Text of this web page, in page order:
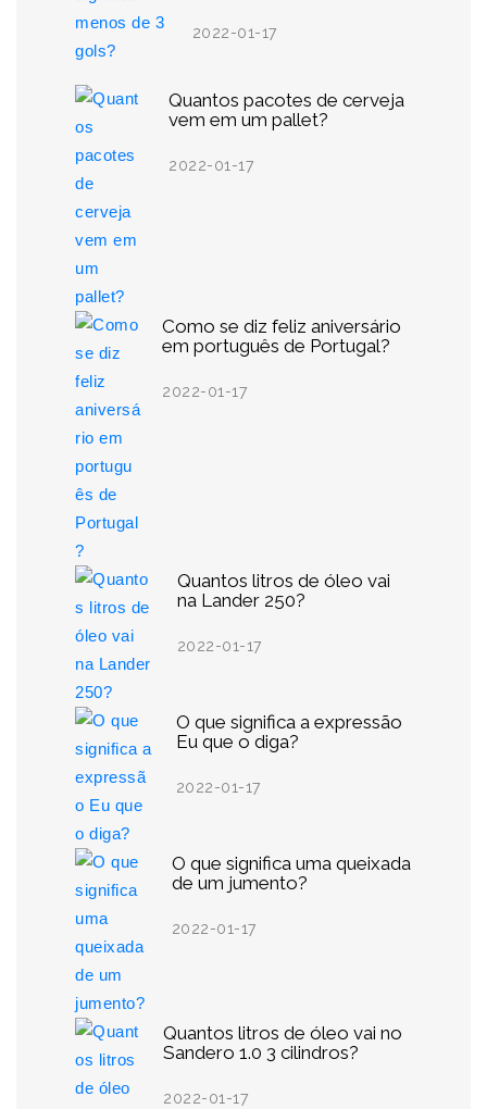
2022-01-17
Quantos pacotes de cerveja
vem em um pallet?
2022-01-17
Como se diz feliz aniversário
em português de Portugal?
2022-01-17
Quantos litros de óleo vai
na Lander 250?
2022-01-17
O que significa a expressão
Eu que o diga?
2022-01-17
O que significa uma queixada
de um jumento?
2022-01-17
Quantos litros de óleo vai no
Sandero 1.0 3 cilindros?
2022-01-17